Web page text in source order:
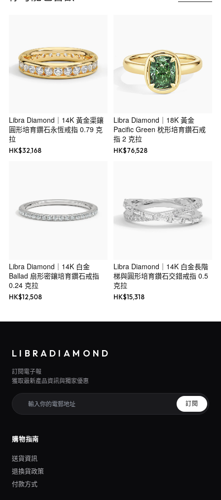
Libra Diamond｜14K 黃金渠鑲
圓形培育鑽石永恆戒指 0.79 克
拉
HK$32,168
Libra Diamond｜18K 黃金
Pacific Green 枕形培育鑽石戒
指 2 克拉
HK$76,528
Libra Diamond｜14K 白金
Ballad 扇形密鑲培育鑽石戒指
0.24 克拉
HK$12,508
Libra Diamond｜14K 白金長階
梯與圓形培育鑽石交錯戒指 0.5
克拉
HK$15,318
LIBRADIAMOND
訂閱電子報
獲取最新產品資訊與獨家優惠
訂閱
購物指南
送貨資訊
退換貨政策
付款方式